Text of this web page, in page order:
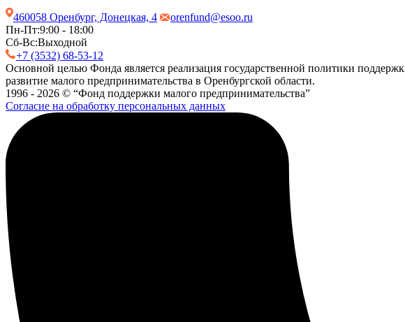
460058 Оренбург, Донецкая, 4
orenfund@esoo.ru
Пн-Пт:9:00 - 18:00
Сб-Вс:Выходной
+7 (3532) 68-53-12
Основной целью Фонда является реализация государственной политики
развитие малого предпринимательства в Оренбургской области.
1996 - 2026 © “Фонд поддержки малого предпринимательства”
Согласие на обработку персональных данных